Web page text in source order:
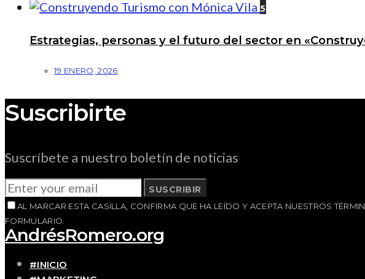
5
Estrategias, personas y el futuro del sector en
19 ENERO, 2026
Suscribirte
Suscríbete a nuestro boletín de noticias
SUSCRIBIR
AL MARCAR ESTA CASILLA, CONFIRMA QUE HA LEÍDO Y ACEPTA NUESTROS
FORMULARIO.
AndrésRomero.org
#INICIO